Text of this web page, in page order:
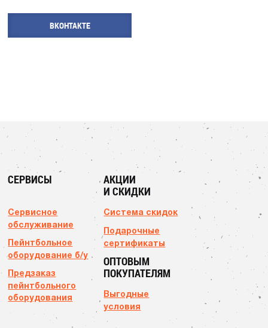
ВКОНТАКТЕ
СЕРВИСЫ
Сервисное
обслуживание
Пейнтбольное
оборудование б/у
Предзаказ
пейнтбольного
оборудования
АКЦИИ
И СКИДКИ
Система скидок
Подарочные
сертификаты
ОПТОВЫМ
ПОКУПАТЕЛЯМ
Выгодные
условия